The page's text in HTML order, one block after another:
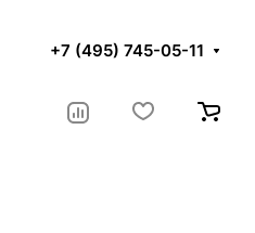
+7 (495) 745-05-11